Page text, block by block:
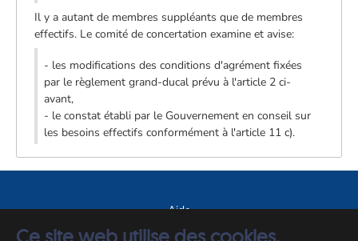
Ce site web utilise des cookies.
Il y a autant de membres suppléants que de membres
effectifs. Le comité de concertation examine et avise:
- les modifications des conditions d'agrément fixées
par le règlement grand-ducal prévu à l'article 2 ci-
avant,
- le constat établi par le Gouvernement en conseil sur
les besoins effectifs conformément à l'article 11 c).
Aide
A propos du site